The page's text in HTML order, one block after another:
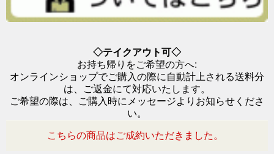
◇テイクアウト可◇
お持ち帰りをご希望の方へ:
オンラインショップでご購入の際に自動計上される送料分
は、ご返金にて対応いたします。
ご希望の際は、ご購入時にメッセージよりお知らせくださ
い。
こちらの商品はご成約いただきました。